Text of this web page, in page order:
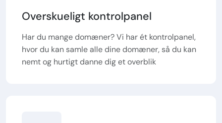
Overskueligt kontrolpanel
Har du mange domæner? Vi har ét kontrolpanel,
hvor du kan samle alle dine domæner, så du kan
nemt og hurtigt danne dig et overblik